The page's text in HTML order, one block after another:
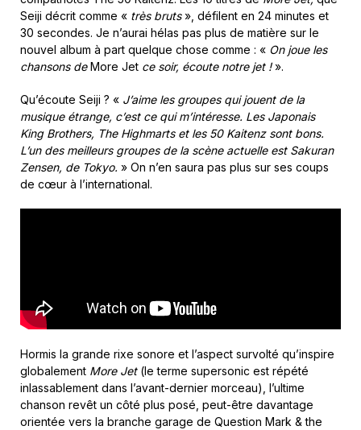
Seiji décrit comme « très bruts», défilent en 24 minutes et
30 secondes. Je n’aurai hélas pas plus de matière sur le
nouvel album à part quelque chose comme : « On joue les
chansons deMore Jet ce soir, écoute notre jet !».
Qu’écoute Seiji ? « J’aime les groupes qui jouent de la
musique étrange, c’est ce qui m’intéresse. Les Japonais
King Brothers, The Highmarts et les 50 Kaitenz sont bons.
L’un des meilleurs groupes de la scène actuelle est Sakuran
Zensen, de Tokyo. » On n’en saura pas plus sur ses coups
de cœur à l’international.
Hormis la grande rixe sonore et l’aspect survolté qu’inspire
globalement More Jet(le terme supersonic est répété
inlassablement dans l’avant-dernier morceau), l’ultime
chanson revêt un côté plus posé, peut-être davantage
orientée vers la branche garage de Question Mark & the